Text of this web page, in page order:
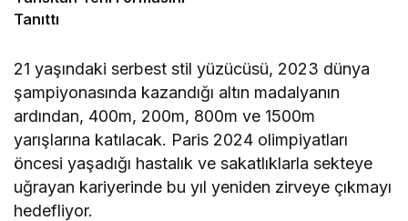
Tanıttı
21 yaşındaki serbest stil yüzücüsü, 2023 dünya
şampiyonasında kazandığı altın madalyanın
ardından, 400m, 200m, 800m ve 1500m
yarışlarına katılacak. Paris 2024 olimpiyatları
öncesi yaşadığı hastalık ve sakatlıklarla sekteye
uğrayan kariyerinde bu yıl yeniden zirveye çıkmayı
hedefliyor.